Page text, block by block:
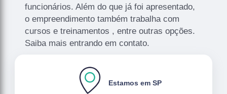
funcionários. Além do que já foi apresentado,
o empreendimento também trabalha com
cursos e treinamentos , entre outras opções.
Saiba mais entrando em contato.
Estamos em SP